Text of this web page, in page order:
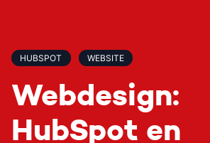
HUBSPOT WEBSITE
Webdesign:
HubSpot en